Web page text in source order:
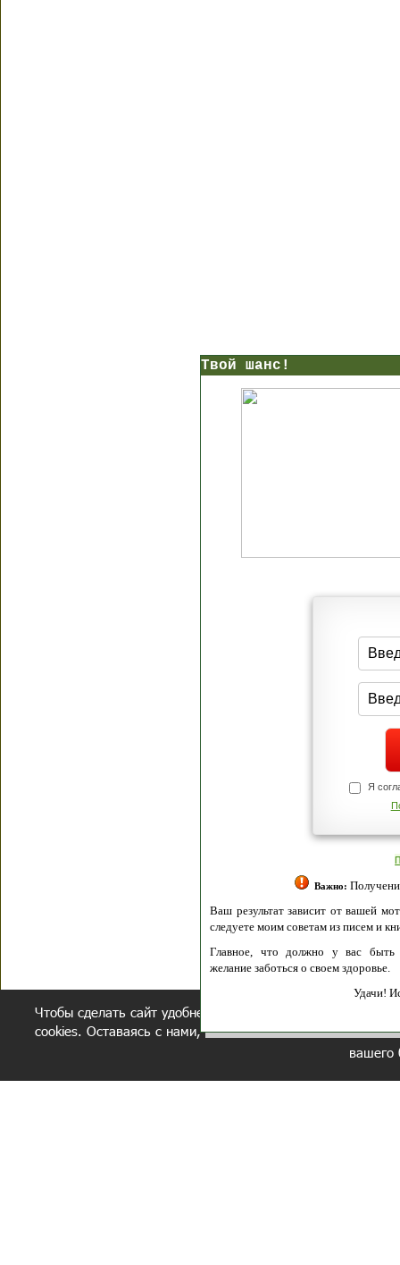
Твой шанс!
Я
Важно:Получение
Ваш результат зависит от вашей
следуете моим советам из писем и книг.
Главное, что должно у вас быть -
желание заботься о своем здоровье.
Удачи!
Чтобы сделать сайт удобнее, осуществляется обработка
cookies. Оставаясь с нами, вы соглашаетесь с нашей
вашего